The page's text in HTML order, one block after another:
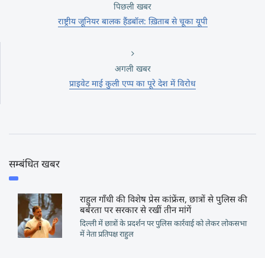
पिछली खबर
राष्ट्रीय जूनियर बालक हैंडबॉल: ख़िताब से चूका यूपी
अगली खबर
प्राइवेट माई कुली एप्प का पूरे देश में विरोध
सम्बंधित खबर
राहुल गाँधी की विशेष प्रेस कांफ्रेंस, छात्रों से पुलिस की
बर्बरता पर सरकार से रखीं तीन मांगें
दिल्ली में छात्रों के प्रदर्शन पर पुलिस कार्रवाई को लेकर लोकसभा
में नेता प्रतिपक्ष राहुल